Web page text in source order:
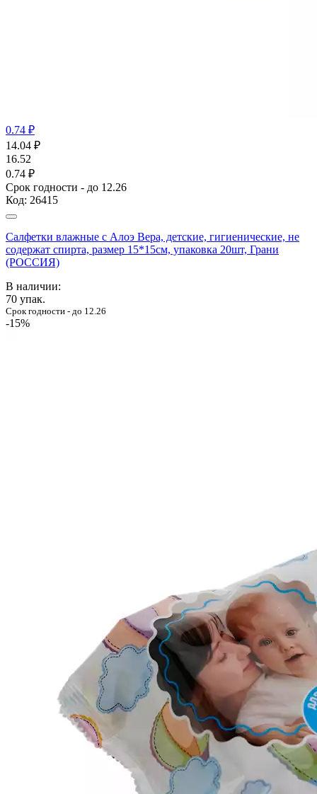
0.74 ₽
14.04 ₽
16.52
0.74 ₽
Срок годности - до 12.26
Код: 26415
Салфетки влажные с Алоэ Вера, детские, гигиенические, не
содержат спирта, размер 15*15см, упаковка 20шт, Грани
(РОССИЯ)
В наличии:
70 упак.
Срок годности - до 12.26
-15%